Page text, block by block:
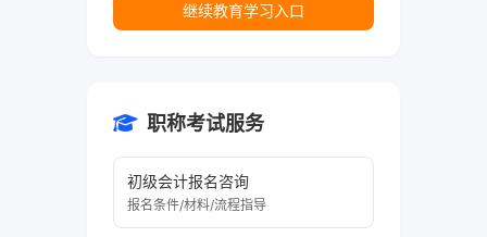
继续教育学习入口
职称考试服务
初级会计报名咨询
报名条件/材料/流程指导